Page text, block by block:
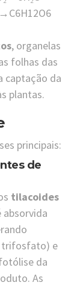
→ C6H12O6
, organelas
folhas das
captação da
plantas.
principais:
de
tilacoides
trifosfato) e
da
As